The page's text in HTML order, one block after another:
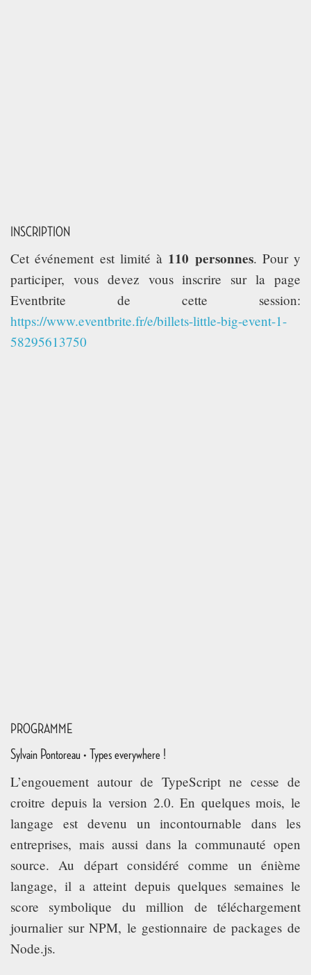
INSCRIPTION
Cet événement est limité à 110 personnes. Pour y
participer, vous devez vous inscrire sur la page
Eventbrite de cette session:
https://www.eventbrite.fr/e/billets-little-big-event-1-
58295613750
PROGRAMME
Sylvain Pontoreau • Types everywhere !
L’engouement autour de TypeScript ne cesse de
croitre depuis la version 2.0. En quelques mois, le
langage est devenu un incontournable dans les
entreprises, mais aussi dans la communauté open
source. Au départ considéré comme un énième
langage, il a atteint depuis quelques semaines le
score symbolique du million de téléchargement
journalier sur NPM, le gestionnaire de packages de
Node.js.